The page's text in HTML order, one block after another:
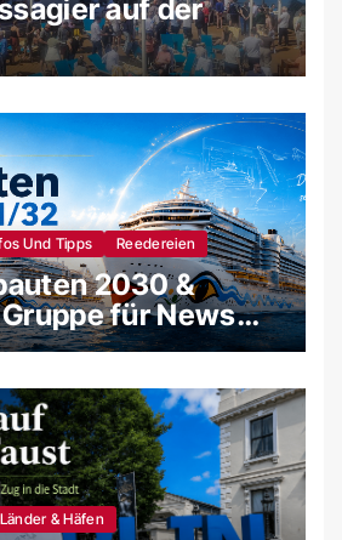
auf der
Und Tipps Reedereien
2030 &
für News
Länder & Häfen